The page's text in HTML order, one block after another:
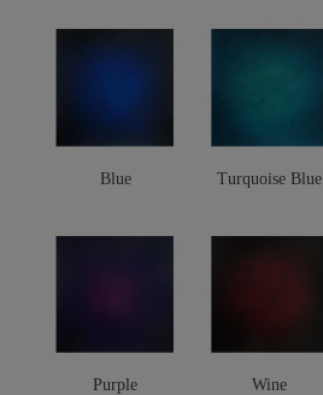
Blue Turquoise Blue
Purple Wine